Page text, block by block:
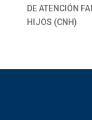
DE ATENCIÓN
HIJOS (CNH)